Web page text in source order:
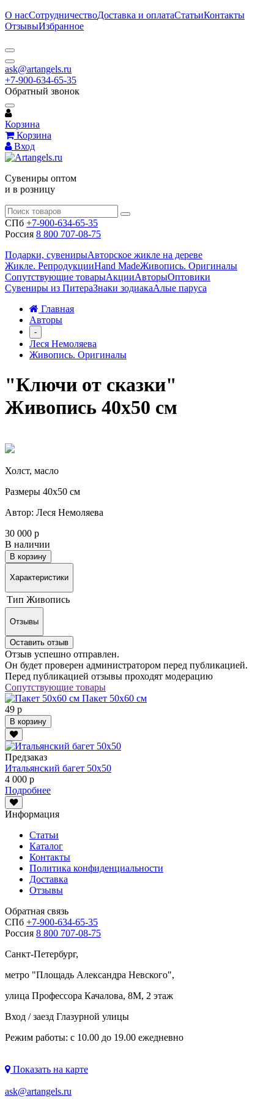
О насСотрудничествоДоставка и оплатаСтатьиКонтакты
ОтзывыИзбранное
ask@artangels.ru
+7-900-634-65-35
Обратный звонок
Корзина
Корзина
Вход
Сувениры оптом
и в розницу
СПб +7-900-634-65-35
Россия 8 800 707-08-75
Подарки, сувенирыАвторское жикле на дереве
Жикле. РепродукцииHand MadeЖивопись. Оригиналы
Сопутствующие товарыАкцииАвторыОптовики
Сувениры из ПитераЗнаки зодиакаАлые паруса
Главная
Авторы
-
Леся Немоляева
Живопись. Оригиналы
"Ключи от сказки"
Живопись 40х50 см
Холст, масло
Размеры 40х50 см
Автор: Леся Немоляева
30 000 р
В наличии
В корзину
Характеристики
Тип Живопись
Отзывы
Оставить отзыв
Отзыв успешно отправлен.
Он будет проверен администратором перед публикацией.
Перед публикацией отзывы проходят модерацию
Сопутствующие товары
Пакет 50х60 см
49 р
В корзину
Предзаказ
Итальянский багет 50х50
4 000 р
Подробнее
Информация
Статьи
Каталог
Контакты
Политика конфиденциальности
Доставка
Отзывы
Обратная связь
СПб +7-900-634-65-35
Россия 8 800 707-08-75
Санкт-Петербург,
метро "Площадь Александра Невского",
улица Профессора Качалова, 8М, 2 этаж
Вход / заезд Глазурной улицы
Режим работы: с 10.00 до 19.00 ежедневно
Показать на карте
ask@artangels.ru